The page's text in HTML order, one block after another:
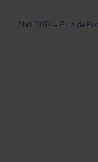
Abril 2024 – Guia de